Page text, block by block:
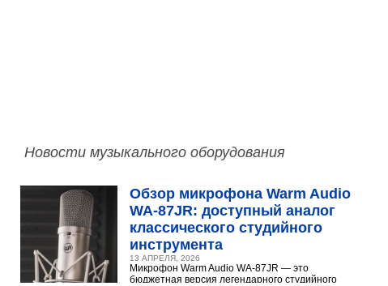
Новости музыкального оборудования
Обзор микрофона Warm Audio
WA‑87JR: доступный аналог
классического студийного
инструмента
13 АПРЕЛЯ, 2026
Микрофон Warm Audio WA‑87JR — это
бюджетная версия легендарного студийного